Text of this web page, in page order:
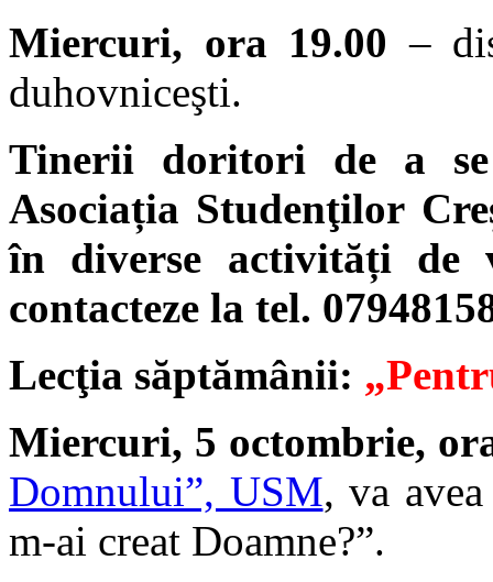
Miercuri, ora 19.00 –
duhovniceşti.
Tinerii doritori de a
Asociația Studenţilor
în diverse activități de
contacteze la tel.
Lecţia săptămânii:
Miercuri, 5 octombrie,
Domnului”, USM, va
m-ai creat Doamne?”.